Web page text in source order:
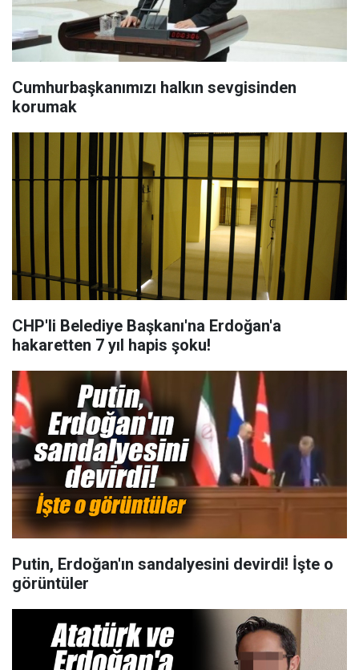
Cumhurbaşkanımızı halkın sevgisinden
korumak
CHP'li Belediye Başkanı'na Erdoğan'a
hakaretten 7 yıl hapis şoku!
Putin, Erdoğan'ın sandalyesini devirdi! İşte o
görüntüler